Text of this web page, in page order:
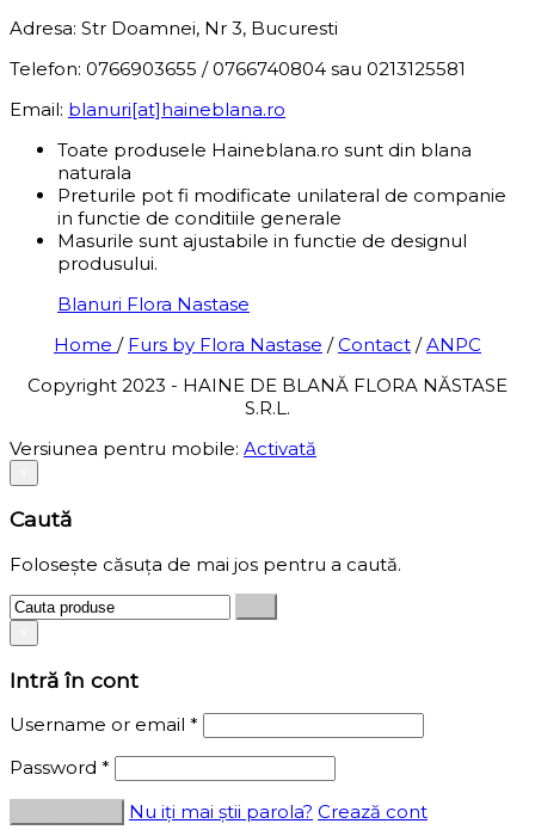
Adresa: Str Doamnei, Nr 3, Bucuresti
Telefon: 0766903655 / 0766740804 sau 0213125581
Email: blanuri[at]haineblana.ro
Toate produsele Haineblana.ro sunt din blana
naturala
Preturile pot fi modificate unilateral de companie
in functie de conditiile generale
Masurile sunt ajustabile in functie de designul
produsului.
Blanuri Flora Nastase
Home / Furs by Flora Nastase /Contact /ANPC
Copyright 2023 - HAINE DE BLANĂ FLORA NĂSTASE
S.R.L.
Versiunea pentru mobile: Activată
Caută
Folosește căsuța de mai jos pentru a caută.
Intră în cont
Username or email *
Password *
Nu iți mai știi parola? Crează cont